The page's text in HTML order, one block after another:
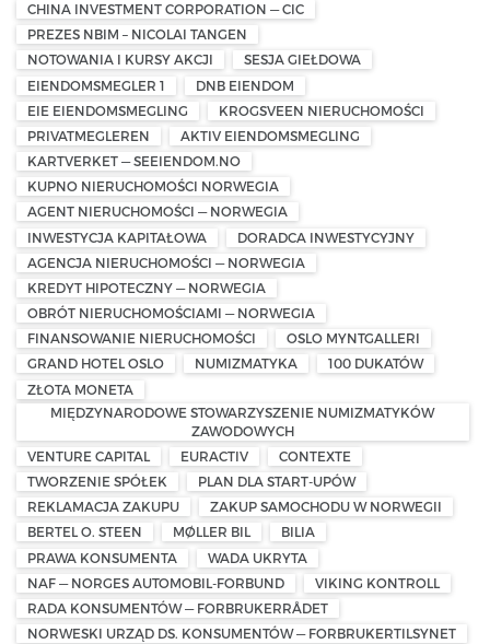
CHINA INVESTMENT CORPORATION — CIC
PREZES NBIM – NICOLAI TANGEN
NOTOWANIA I KURSY AKCJI
SESJA GIEŁDOWA
EIENDOMSMEGLER 1
DNB EIENDOM
EIE EIENDOMSMEGLING
KROGSVEEN NIERUCHOMOŚCI
PRIVATMEGLEREN
AKTIV EIENDOMSMEGLING
KARTVERKET — SEEIENDOM.NO
KUPNO NIERUCHOMOŚCI NORWEGIA
AGENT NIERUCHOMOŚCI — NORWEGIA
INWESTYCJA KAPITAŁOWA
DORADCA INWESTYCYJNY
AGENCJA NIERUCHOMOŚCI — NORWEGIA
KREDYT HIPOTECZNY — NORWEGIA
OBRÓT NIERUCHOMOŚCIAMI — NORWEGIA
FINANSOWANIE NIERUCHOMOŚCI
OSLO MYNTGALLERI
GRAND HOTEL OSLO
NUMIZMATYKA
100 DUKATÓW
ZŁOTA MONETA
MIĘDZYNARODOWE STOWARZYSZENIE NUMIZMATYKÓW
ZAWODOWYCH
VENTURE CAPITAL
EURACTIV
CONTEXTE
TWORZENIE SPÓŁEK
PLAN DLA START-UPÓW
REKLAMACJA ZAKUPU
ZAKUP SAMOCHODU W NORWEGII
BERTEL O. STEEN
MØLLER BIL
BILIA
PRAWA KONSUMENTA
WADA UKRYTA
NAF — NORGES AUTOMOBIL-FORBUND
VIKING KONTROLL
RADA KONSUMENTÓW — FORBRUKERRÅDET
NORWESKI URZĄD DS. KONSUMENTÓW — FORBRUKERTILSYNET